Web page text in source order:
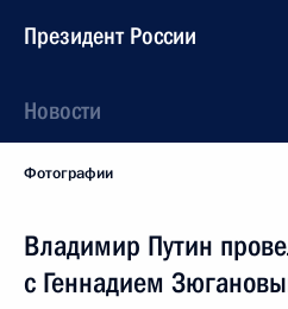
Президент России
Новости
Фотографии
Владимир Путин
с Геннадием